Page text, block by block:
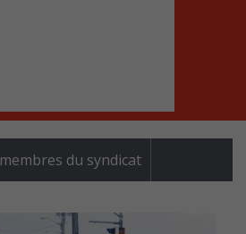
membres du syndicat